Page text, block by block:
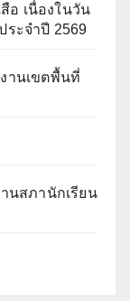
เนื่องในวัน
ะจำปี 2569
านเขตพื้นที่
นสภานักเรียน